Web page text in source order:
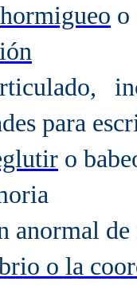
hormigueo o
para
o
anormal
o la